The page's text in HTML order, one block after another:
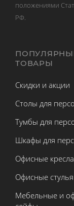
положениями
РФ.
ТОВАРЫ
Скидки и акции
Столы для
Тумбы для
Шкафы для
Офисные кресла
Офисные стулья
Мебельные и